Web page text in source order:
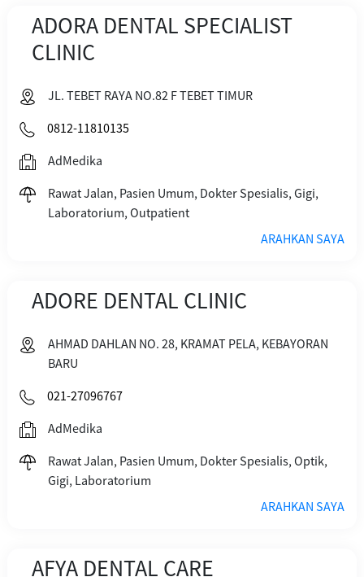
ADORA DENTAL SPECIALIST
CLINIC
JL. TEBET RAYA NO.82 F TEBET TIMUR
0812-11810135
AdMedika
Rawat Jalan, Pasien Umum, Dokter Spesialis, Gigi,
Laboratorium, Outpatient
ARAHKAN SAYA
ADORE DENTAL CLINIC
AHMAD DAHLAN NO. 28, KRAMAT PELA, KEBAYORAN
BARU
021-27096767
AdMedika
Rawat Jalan, Pasien Umum, Dokter Spesialis, Optik,
Gigi, Laboratorium
ARAHKAN SAYA
AFYA DENTAL CARE